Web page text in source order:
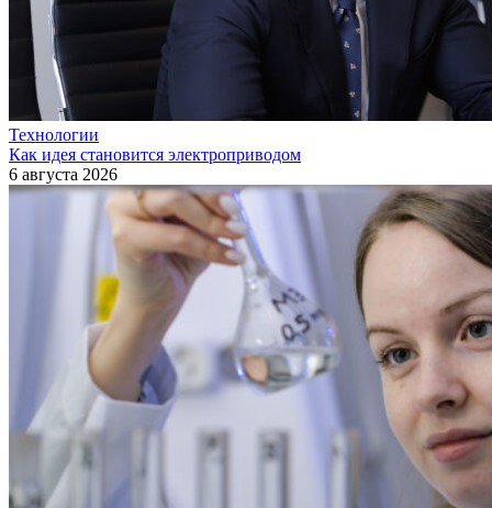
Технологии
Как идея становится электроприводом
6 августа 2026